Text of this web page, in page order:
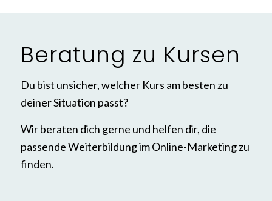
Beratung zu Kursen
Du bist unsicher, welcher Kurs am besten zu
deiner Situation passt?
Wir beraten dich gerne und helfen dir, die
passende Weiterbildung im Online-Marketing zu
finden.